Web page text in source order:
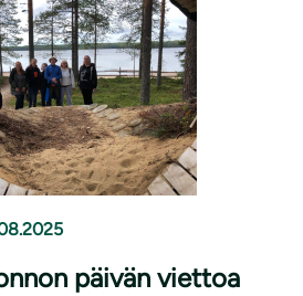
päivän viettoa